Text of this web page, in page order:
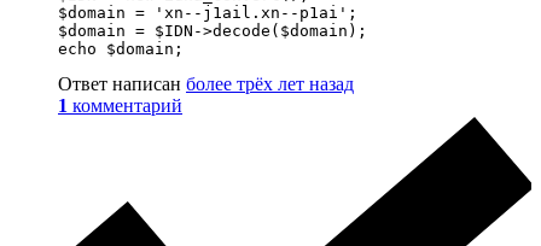
$domain = 'xn--j1ail.xn--p1ai';
$domain = $IDN->decode($domain);
echo $domain;
Ответ написан более трёх лет назад
1 комментарий